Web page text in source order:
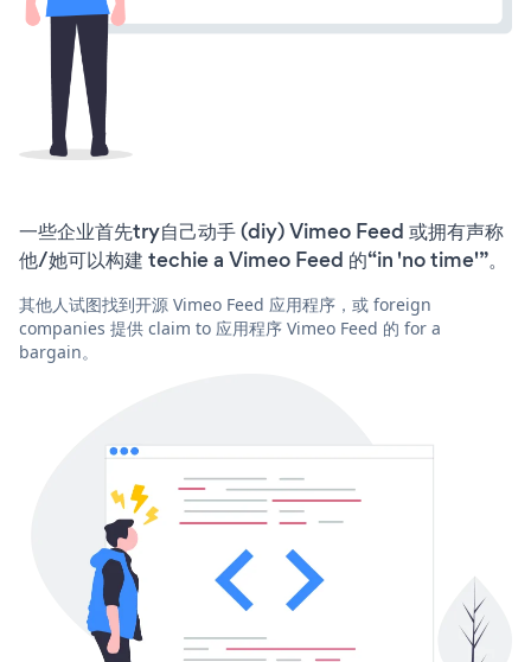
一些企业首先try自己动手 (diy) Vimeo Feed 或拥有声称
他/她可以构建 techie a Vimeo Feed 的“in 'no time'”。
其他人试图找到开源 Vimeo Feed 应用程序，或 foreign
companies 提供 claim to 应用程序 Vimeo Feed 的 for a
bargain。